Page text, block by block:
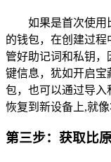
如果是首次使用
的钱包，在创建过
管好助记词和私钥
键信息，犹如开启宝
包，也可以通过导入
恢复到新设备上,就
第三步：获取比